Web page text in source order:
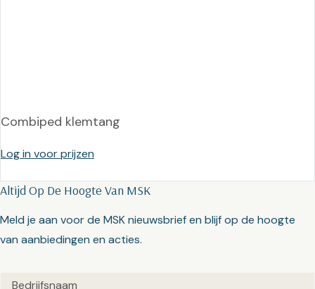
Combiped klemtang
Log in voor prijzen
Altijd Op De Hoogte Van MSK
Meld je aan voor de MSK nieuwsbrief en blijf op de hoogte
van aanbiedingen en acties.
Untitled(Vereist)